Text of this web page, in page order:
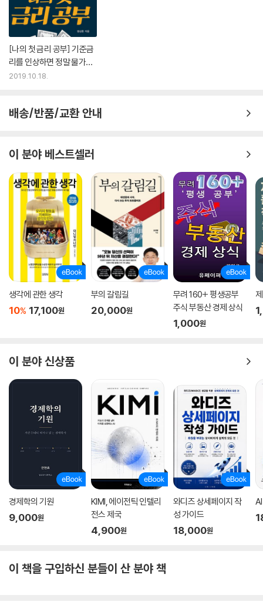
[나의 첫 금리 공부] 기준금
리를 인상하면 정말 물가가
안정될까?
2019.10.18.
배송/반품/교환 안내
이 분야 베스트셀러
생각에 관한 생각
10% 17,100원
부의 갈림길
20,000원
무려 160+ 평생공부
주식 부동산 경제 상식
1,000원
이 분야 신상품
경제학의 기원
9,000원
KIMI, 에이전틱 인텔리
전스 제국
4,900원
와디즈 상세페이지 작
성 가이드
18,000원
이 책을 구입하신 분들이 산 분야 책